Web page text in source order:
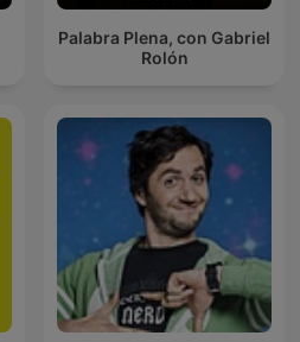
Palabra Plena, con Gabriel
Rolón